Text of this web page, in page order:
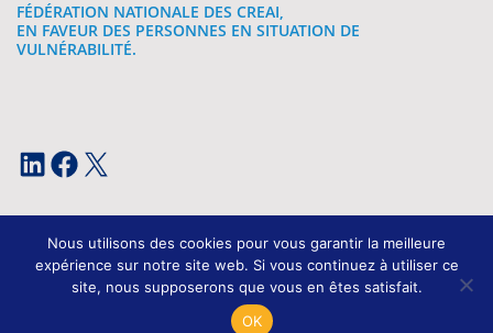
FÉDÉRATION NATIONALE DES CREAI,
EN FAVEUR DES PERSONNES EN SITUATION DE
VULNÉRABILITÉ.
LinkedIn Facebook X
Mentions légales
Conception et développement : Kissagram Design
Nous utilisons des cookies pour vous garantir la meilleure
expérience sur notre site web. Si vous continuez à utiliser ce
site, nous supposerons que vous en êtes satisfait.
OK